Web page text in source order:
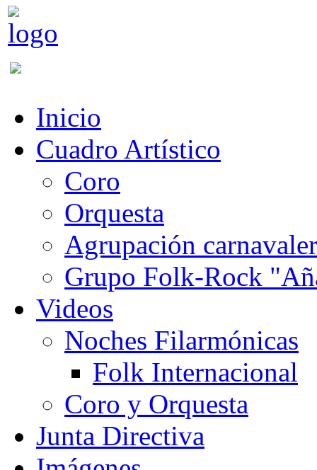
Inicio
Cuadro Artístico
Coro
Orquesta
Agrupación
Grupo Folk-Rock
Videos
Noches Filarmónicas
Folk Internacional
Coro y Orquesta
Junta Directiva